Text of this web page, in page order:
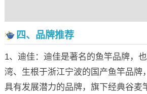
四、品牌推荐
1、迪佳：迪佳是著名的鱼竿品牌，
湾、生根于浙江宁波的国产鱼竿品牌
具有发展潜力的品牌，旗下经典谷麦